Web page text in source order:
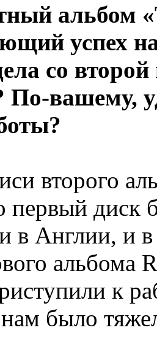
альбом
успех
со
По-вашему,
второго
первый диск
в Англии, и
альбома
к
было